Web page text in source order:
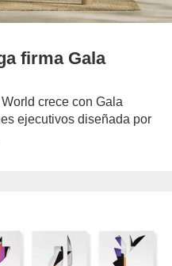
firma Gala
crece con Gala
ejecutivos diseñada por